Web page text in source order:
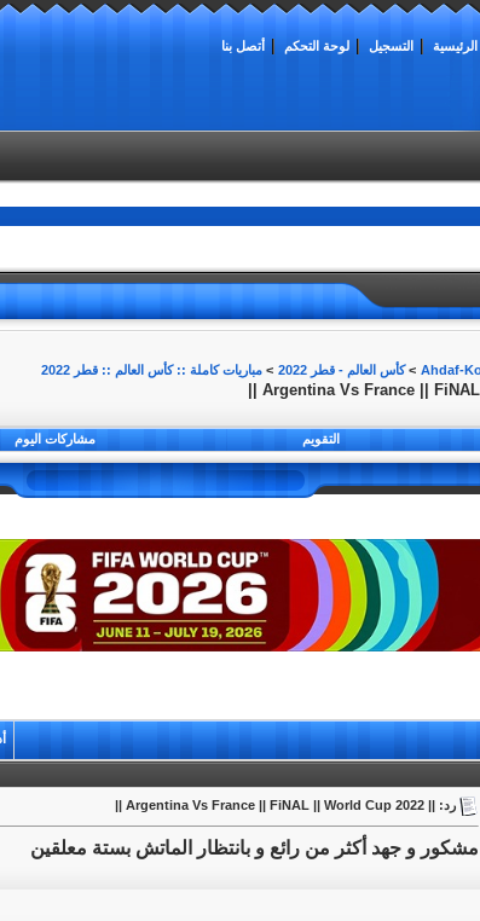
الرئيسية التسجيل لوحة التحكم أتصل بنا
>كأس العالم - قطر 2022 > مباريات كاملة :: كأس العالم :: قطر 2022
التقويم مشاركات اليوم
رد: || Argentina Vs France || FiNAL || World Cup 2022 ||
مشكور و جهد أكثر من رائع و بانتظار الماتش بستة معلقين